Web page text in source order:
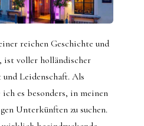
reichen Geschichte und
ist voller holländischer
Leidenschaft. Als
es besonders, in meinen
Unterkünften zu suchen.